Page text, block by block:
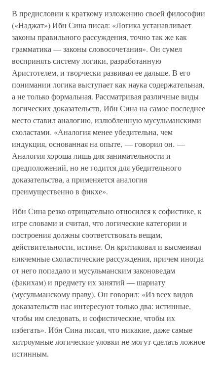
В предисловии к краткому изложению своей философии
(«Наджат») Ибн Сина писал: «Логика устанавливает
законы правильного рассуждения, точно так же как
грамматика — законы словосочетания». Он сумел
воспринять систему логики, разработанную
Аристотелем, и творчески развивал ее дальше. В его
понимании логика выступает как наука содержательная,
а не только формальная. Рассматривая различные виды
логических доказательств, Ибн Сина на самое последнее
место ставил аналогию, излюбленную мусульманскими
схоластами. «Аналогия менее убедительна, чем
индукция, основанная на опыте, — говорил он. —
Аналогия хороша лишь для занимательности и
предположений, но не годится для убедительного
доказательства, а применяется аналогия
преимущественно в фикхе».
Ибн Сина резко отрицательно относился к софистике, к
игре словами и считал, что логические категории и
построения должны соответствовать вещам,
действительности, истине. Он критиковал и высмеивал
никчемные схоластические рассуждения, причем иногда
от него попадало и мусульманским законоведам
(факихам) и предмету их занятий — шариату
(мусульманскому праву). Он говорил: «Из всех видов
доказательств нас интересуют только два: истинные,
чтобы им следовать, и софистические, чтобы их
избегать». Ибн Сина писал, что никакие, даже самые
хитроумные логические уловки не могут сделать ложное
истинным.